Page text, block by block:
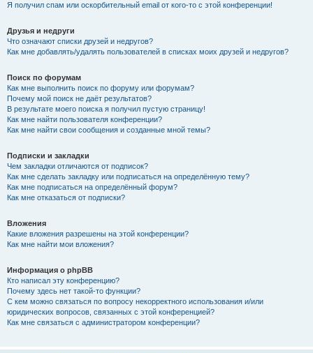
Я получил спам или оскорбительный email от кого-то с этой конференции!
Друзья и недруги
Что означают списки друзей и недругов?
Как мне добавлять/удалять пользователей в списках моих друзей и недругов?
Поиск по форумам
Как мне выполнить поиск по форуму или форумам?
Почему мой поиск не даёт результатов?
В результате моего поиска я получил пустую страницу!
Как мне найти пользователя конференции?
Как мне найти свои сообщения и созданные мной темы?
Подписки и закладки
Чем закладки отличаются от подписок?
Как мне сделать закладку или подписаться на определённую тему?
Как мне подписаться на определённый форум?
Как мне отказаться от подписки?
Вложения
Какие вложения разрешены на этой конференции?
Как мне найти мои вложения?
Информация о phpBB
Кто написал эту конференцию?
Почему здесь нет такой-то функции?
С кем можно связаться по вопросу некорректного использования и/или
юридических вопросов, связанных с этой конференцией?
Как мне связаться с администратором конференции?